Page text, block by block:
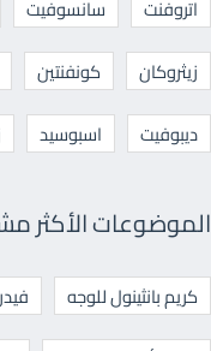
اتروفنت
سانسوفيت
زيثروكان
كونفنتين
ديبوفيت
اسبوسيد
الموضوعات الأكثر
كريم بانثينول للوجه